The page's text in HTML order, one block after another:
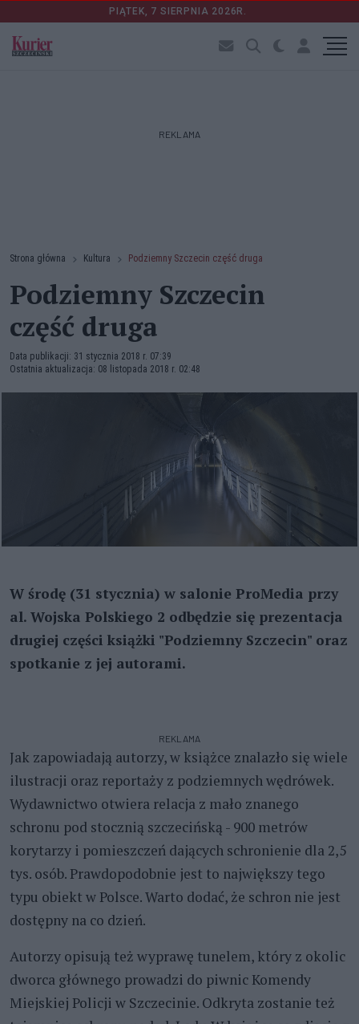
PIĄTEK, 7 SIERPNIA 2026R.
REKLAMA
Strona główna Kultura Podziemny Szczecin część druga
Podziemny Szczecin
część druga
Data publikacji: 31 stycznia 2018 r. 07:39
Ostatnia aktualizacja: 08 listopada 2018 r. 02:48
W środę (31 stycznia) w salonie ProMedia przy
al. Wojska Polskiego 2 odbędzie się prezentacja
drugiej części książki "Podziemny Szczecin" oraz
spotkanie z jej autorami.
REKLAMA
Jak zapowiadają autorzy, w książce znalazło się wiele
ilustracji oraz reportaży z podziemnych wędrówek.
Wydawnictwo otwiera relacja z mało znanego
schronu pod stocznią szczecińską - 900 metrów
korytarzy i pomieszczeń dających schronienie dla 2,5
tys. osób. Prawdopodobnie jest to największy tego
typu obiekt w Polsce. Warto dodać, że schron nie jest
dostępny na co dzień.
Autorzy opisują też wyprawę tunelem, który z okolic
dworca głównego prowadzi do piwnic Komendy
Miejskiej Policji w Szczecinie. Odkryta zostanie też